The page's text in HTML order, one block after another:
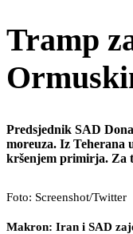
Tramp
Predsjednik SAD
moreuza. Iz Teherana
kršenjem primirja. Za
Foto: Screenshot/Twitter
Makron: Iran i SAD